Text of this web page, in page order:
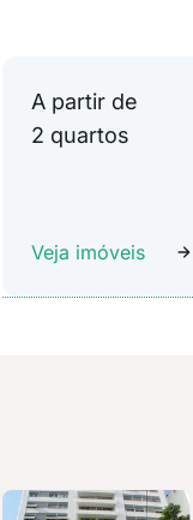
A partir de
2 quartos
Veja imóveis